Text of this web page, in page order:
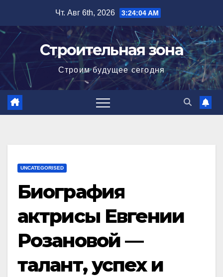
содержимому
Чт. Авг 6th, 2026 3:24:05 AM
Строительная зона
Строим будущее сегодня
UNCATEGORISED
Биография
актрисы Евгении
Розановой —
талант, успех и